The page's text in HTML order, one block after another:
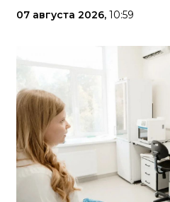
07 августа 2026, 10:59